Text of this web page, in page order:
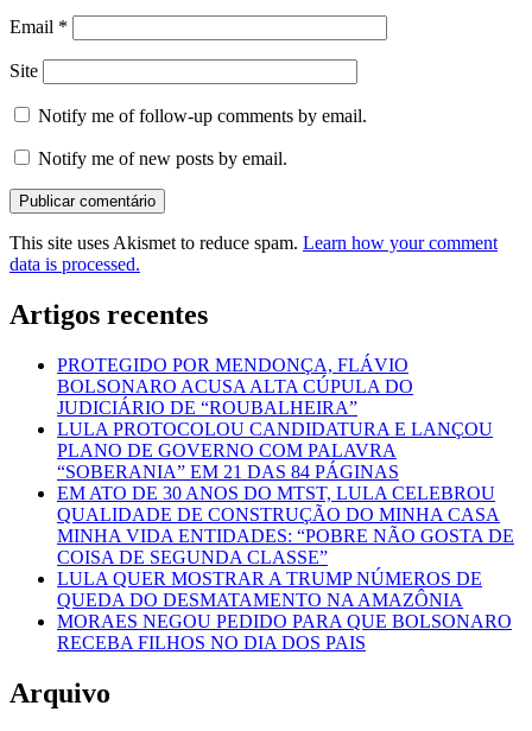
Email *
Site
Notify me of follow-up comments by email.
Notify me of new posts by email.
This site uses Akismet to reduce spam. Learn how your comment
data is processed.
Artigos recentes
PROTEGIDO POR MENDONÇA, FLÁVIO
BOLSONARO ACUSA ALTA CÚPULA DO
JUDICIÁRIO DE “ROUBALHEIRA”
LULA PROTOCOLOU CANDIDATURA E LANÇOU
PLANO DE GOVERNO COM PALAVRA
“SOBERANIA” EM 21 DAS 84 PÁGINAS
EM ATO DE 30 ANOS DO MTST, LULA CELEBROU
QUALIDADE DE CONSTRUÇÃO DO MINHA CASA
MINHA VIDA ENTIDADES: “POBRE NÃO GOSTA DE
COISA DE SEGUNDA CLASSE”
LULA QUER MOSTRAR A TRUMP NÚMEROS DE
QUEDA DO DESMATAMENTO NA AMAZÔNIA
MORAES NEGOU PEDIDO PARA QUE BOLSONARO
RECEBA FILHOS NO DIA DOS PAIS
Arquivo